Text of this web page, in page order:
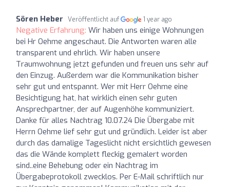
Sören Heber Veröffentlicht auf 1 year ago
Negative Erfahrung: Wir haben uns einige Wohnungen
bei Hr Oehme angeschaut. Die Antworten waren alle
transparent und ehrlich. Wir haben unsere
Traumwohnung jetzt gefunden und freuen uns sehr auf
den Einzug. Außerdem war die Kommunikation bisher
sehr gut und entspannt. Wer mit Herr Oehme eine
Besichtigung hat, hat wirklich einen sehr guten
Ansprechpartner, der auf Augenhöhe kommuniziert.
Danke für alles Nachtrag 10.07.24 Die Übergabe mit
Herrn Oehme lief sehr gut und gründlich. Leider ist aber
durch das damalige Tageslicht nicht ersichtlich gewesen
das die Wände komplett fleckig gemalert worden
sind..eine Behebung oder ein Nachtrag im
Übergabeprotokoll zwecklos. Per E-Mail schriftlich nur